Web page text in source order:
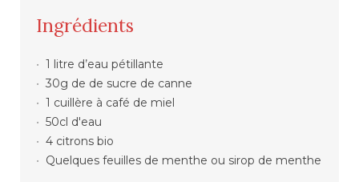
Ingrédients
1 litre d’eau pétillante
30g de de sucre de canne
1 cuillère à café de miel
50cl d'eau
4 citrons bio
Quelques feuilles de menthe ou sirop de menthe